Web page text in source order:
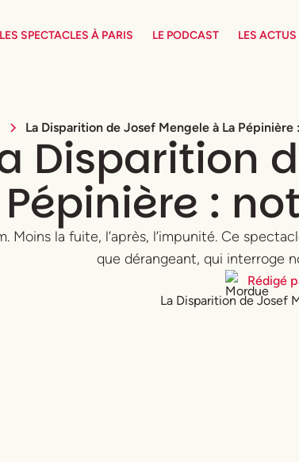
LES SPECTACLES À PARIS LE PODCAST LES ACTUS
La Disparition de Josef Mengele à La
Disparition
Pépinière :
Moins la fuite, l’après, l’impunité. Ce
que dérangeant, qui interroge
Rédigé